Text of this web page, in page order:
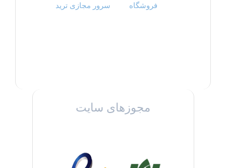
فروشگاه
سرور مجازی ترید
مجوزهای سایت